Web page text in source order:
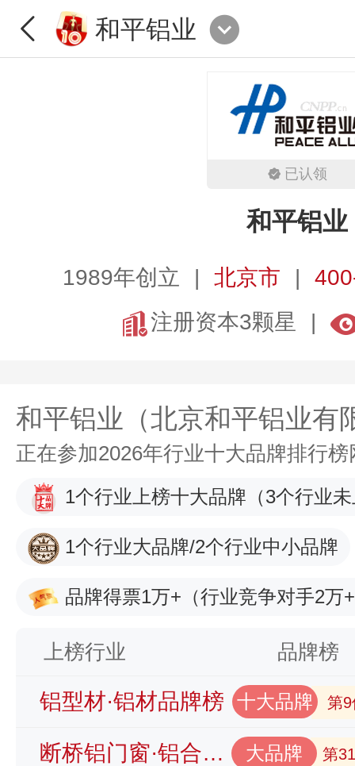
和平铝业
已认领
和平铝业
1989年创立 北京市
注册资本3颗星
和平铝业（北京和平铝业有
正在参加2026年行业十大品牌排行
1个行业上榜十大品牌 （3个行业
1个行业大品牌/2个行业中小品牌
品牌得票1万+ （行业竞争对手2万
上榜行业 品牌榜
铝型材·铝材品牌榜 十大品牌 第9
断桥铝门窗·铝合金门窗品牌榜 大品牌 第